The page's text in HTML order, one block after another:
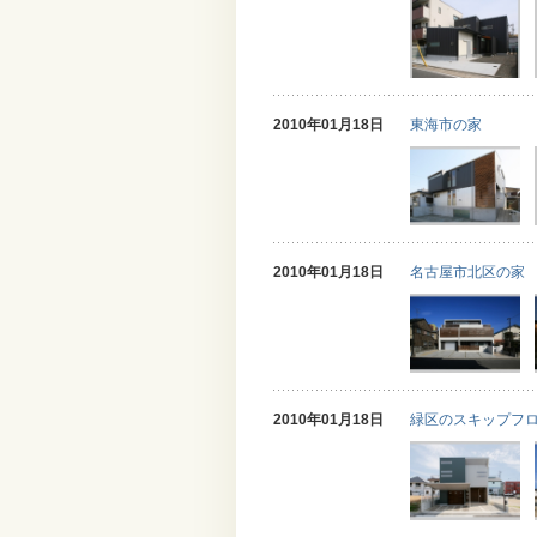
2010年01月18日 東海市の家
2010年01月18日 名古屋市北区の家
2010年01月18日 緑区のスキップフ